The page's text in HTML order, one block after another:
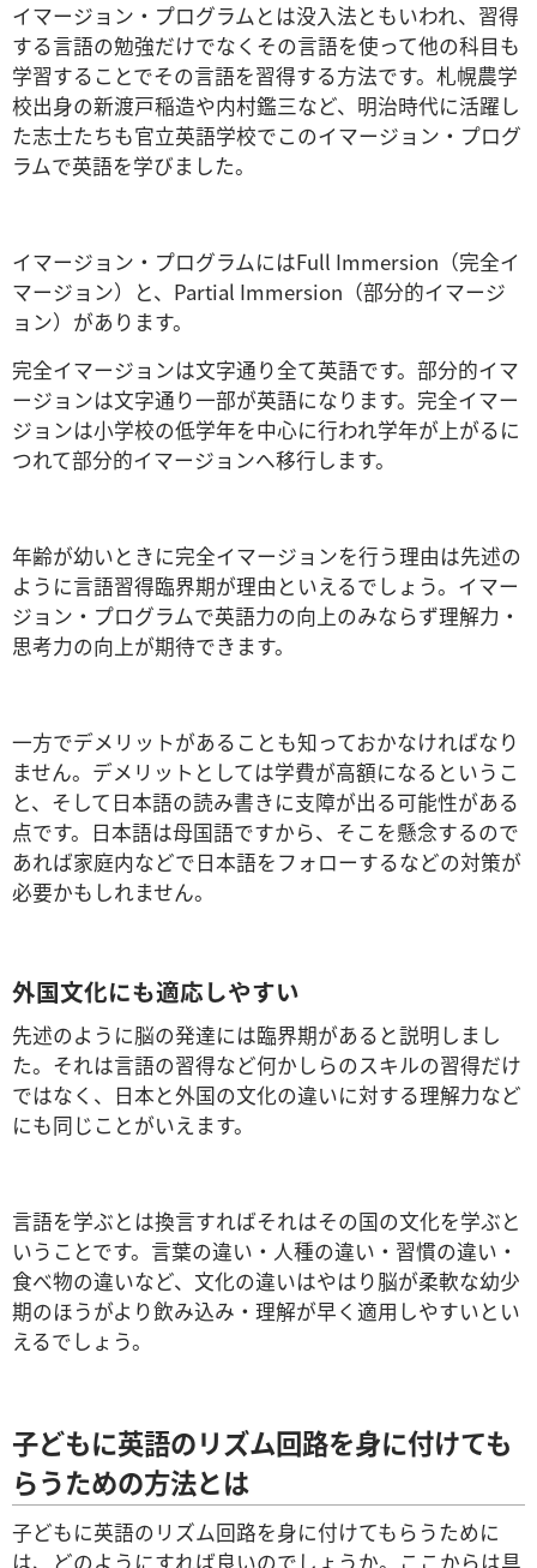
イマージョン・プログラムとは没入法ともいわれ、習得
する言語の勉強だけでなくその言語を使って他の科目も
学習することでその言語を習得する方法です。札幌農学
校出身の新渡戸稲造や内村鑑三など、明治時代に活躍し
た志士たちも官立英語学校でこのイマージョン・プログ
ラムで英語を学びました。
イマージョン・プログラムにはFull Immersion（完全イ
マージョン）と、Partial Immersion（部分的イマージ
ョン）があります。
完全イマージョンは文字通り全て英語です。部分的イマ
ージョンは文字通り一部が英語になります。完全イマー
ジョンは小学校の低学年を中心に行われ学年が上がるに
つれて部分的イマージョンへ移行します。
年齢が幼いときに完全イマージョンを行う理由は先述の
ように言語習得臨界期が理由といえるでしょう。イマー
ジョン・プログラムで英語力の向上のみならず理解力・
思考力の向上が期待できます。
一方でデメリットがあることも知っておかなければなり
ません。デメリットとしては学費が高額になるというこ
と、そして日本語の読み書きに支障が出る可能性がある
点です。日本語は母国語ですから、そこを懸念するので
あれば家庭内などで日本語をフォローするなどの対策が
必要かもしれません。
外国文化にも適応しやすい
先述のように脳の発達には臨界期があると説明しまし
た。それは言語の習得など何かしらのスキルの習得だけ
ではなく、日本と外国の文化の違いに対する理解力など
にも同じことがいえます。
言語を学ぶとは換言すればそれはその国の文化を学ぶと
いうことです。言葉の違い・人種の違い・習慣の違い・
食べ物の違いなど、文化の違いはやはり脳が柔軟な幼少
期のほうがより飲み込み・理解が早く適用しやすいとい
えるでしょう。
子どもに英語のリズム回路を身に付けても
らうための方法とは
子どもに英語のリズム回路を身に付けてもらうために